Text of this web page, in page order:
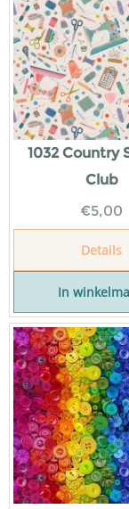
1032 Country
Club
€5,00
Details
In